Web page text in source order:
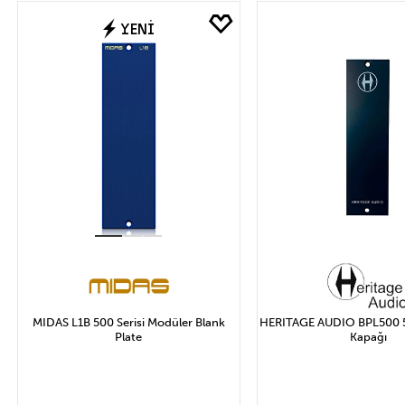
HERITAGE AUDIO
YENİ
MIDAS L1B 500 Serisi Modüler Blank
Plate
HERITAGE AUDIO BPL500
Kapağı